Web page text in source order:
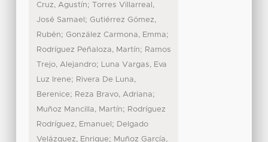
Cruz, Agustín;
Torres Villarreal,
José Samael ; Gutiérrez Gómez,
Rubén; González Carmona, Emma;
Rodríguez Peñaloza, Martín; Ramos
Trejo, Alejandro; Luna Vargas, Eva
Luz Irene; Rivera De Luna,
Berenice; Reza Bravo, Adriana;
Muñoz Mancilla, Martín; Rodríguez
Rodríguez, Emanuel ; Delgado
Velázquez, Enrique; Muñoz García,